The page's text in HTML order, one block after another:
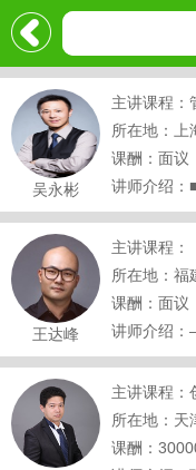
吴永彬
主讲课程：
所在地：上
课酬：面议
讲师介绍：
王达峰
主讲课程：
所在地：福
课酬：面议
讲师介绍：
主讲课程：
所在地：天
课酬：